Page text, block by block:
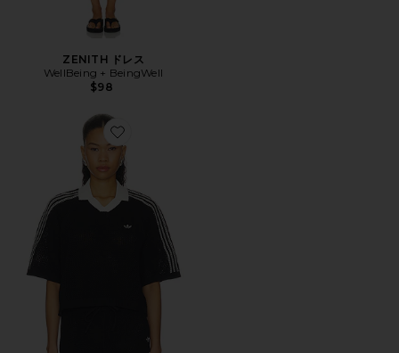
ZENITH ドレス
WellBeing + BeingWell
$98
Favorite ポロシャツ